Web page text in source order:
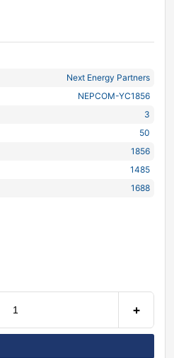
Next Energy Partners
NEPCOM-YC1856
3
50
1856
1485
1688
+